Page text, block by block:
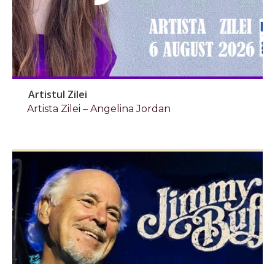
Artistul Zilei
Artista Zilei – Angelina Jordan